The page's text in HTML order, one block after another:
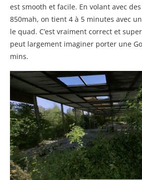
est smooth et facile. En volant avec
850mah, on tient 4 à 5 minutes avec
le quad. C’est vraiment correct et
peut largement imaginer porter une
mins.